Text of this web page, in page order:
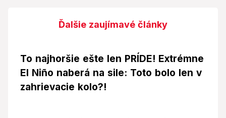
Ďalšie zaujímavé články
To najhoršie ešte len PRÍDE! Extrémne
El Niño naberá na sile: Toto bolo len v
zahrievacie kolo?!